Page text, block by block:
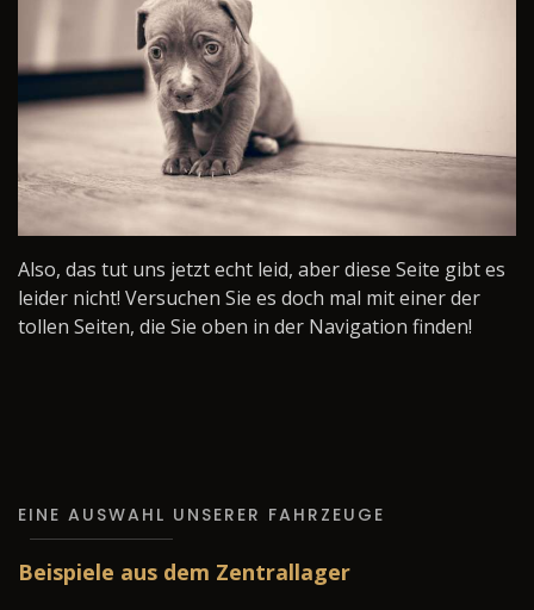
Also, das tut uns jetzt echt leid, aber diese Seite gibt es
leider nicht! Versuchen Sie es doch mal mit einer der
tollen Seiten, die Sie oben in der Navigation finden!
EINE AUSWAHL UNSERER FAHRZEUGE
Beispiele aus dem Zentrallager